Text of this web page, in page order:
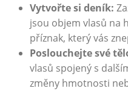
Vytvořte si deník:
jsou objem vlasů na
příznak, který vás
Poslouchejte své
vlasů spojený s
změny hmotnosti